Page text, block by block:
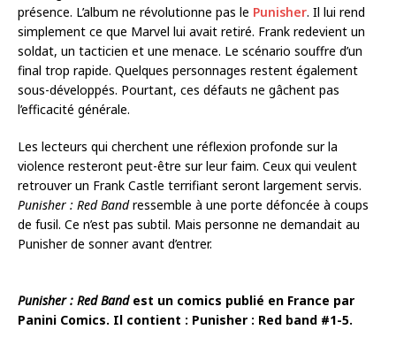
présence. L’album ne révolutionne pas le Punisher. Il lui rend
simplement ce que Marvel lui avait retiré. Frank redevient un
soldat, un tacticien et une menace. Le scénario souffre d’un
final trop rapide. Quelques personnages restent également
sous-développés. Pourtant, ces défauts ne gâchent pas
l’efficacité générale.
Les lecteurs qui cherchent une réflexion profonde sur la
violence resteront peut-être sur leur faim. Ceux qui veulent
retrouver un Frank Castle terrifiant seront largement servis.
Punisher : Red Bandressemble à une porte défoncée à coups
de fusil. Ce n’est pas subtil. Mais personne ne demandait au
Punisher de sonner avant d’entrer.
Punisher : Red Band est un comics publié en France par
Panini Comics. Il contient : Punisher : Red band #1-5.